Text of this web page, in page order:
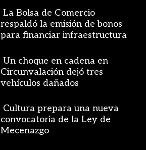
La Bolsa de Comercio
respaldó la emisión de bonos
para financiar infraestructura
Un choque en cadena en
Circunvalación dejó tres
vehículos dañados
Cultura prepara una nueva
convocatoria de la Ley de
Mecenazgo